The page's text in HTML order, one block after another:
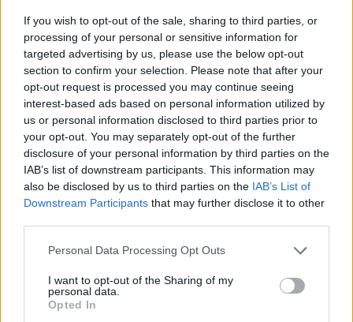
If you wish to opt-out of the sale, sharing to third parties, or
processing of your personal or sensitive information for
targeted advertising by us, please use the below opt-out
section to confirm your selection. Please note that after your
opt-out request is processed you may continue seeing
interest-based ads based on personal information utilized by
us or personal information disclosed to third parties prior to
your opt-out. You may separately opt-out of the further
disclosure of your personal information by third parties on the
IAB’s list of downstream participants. This information may
also be disclosed by us to third parties on the IAB’s List of
Downstream Participants that may further disclose it to other
Please note that this website/app uses one or more Google
not limited to your visit or usage behaviour. You may click to
grant or deny consent to Google and its third-party tags to
use your data for below specified purposes in below Google
Personal Data Processing Opt Outs
I want to opt-out of the Sharing of my
personal data.
Opted In
.
művészpár terveiről azt nyilatkozta, "ha
sikerülnek, jó, ha nem, akkor sem történik
semmi". Eddig 19 tervük valósult meg, 37-re
nem kaptak engedélyt.
Korábbi terveik látványos rajzai most a
barcelonai Joan Prats galériában tekinthetők
meg. Közöttük van A folyó felett című, amely
állambeli Arkansas folyó egy szakasza fölött
akartak kifeszíteni egy újrafelhasználható